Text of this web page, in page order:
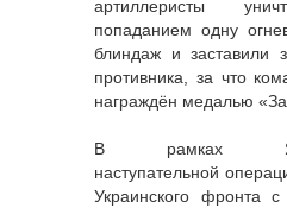
артиллеристы
попаданием одну
блиндаж и заставили
противника, за что
награждён медалью «За
В рамках
наступательной
Украинского фронта